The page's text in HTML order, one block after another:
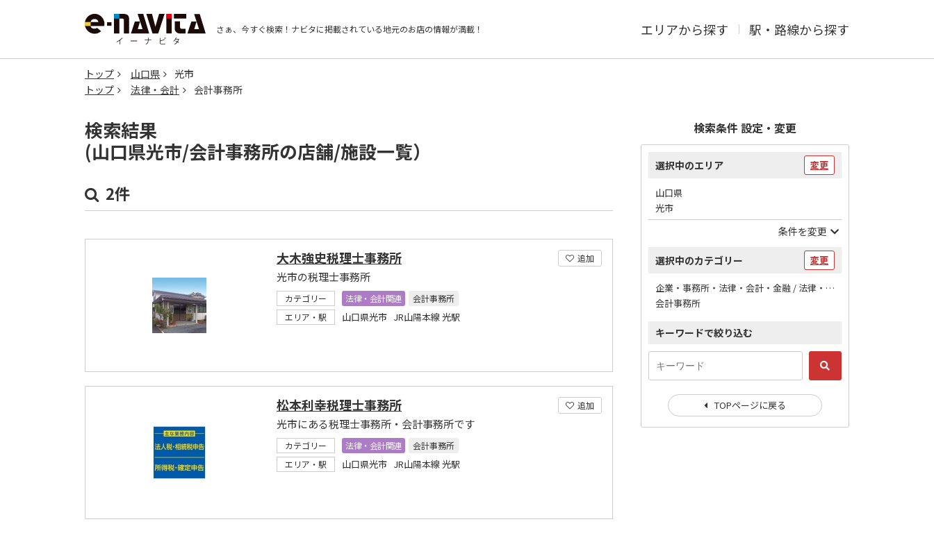
さぁ、今すぐ検索！ ナビタに掲載されている地元のお店の情報が満載！ エリアから探す 駅・路線から探す
トップ 山口県
光市
トップ
法律・会計 会計事務所
検索結果
(山口県光市/会計事務所の店舗/施設一覧）
2件
追加
大木強史税理士事務所
光市の税理士事務所
カテゴリー 法律・会計関連
会計事務所
エリア・駅
山口県光市 JR山陽本線 光駅
追加
松本利幸税理士事務所
光市にある税理士事務所・会計事務所です
カテゴリー 法律・会計関連
会計事務所
エリア・駅
山口県光市 JR山陽本線 光駅
検索条件 設定・変更
選択中のエリア 変更
山口県
光市
条件を変更
選択中のカテゴリー 変更
企業・事務所・法律・会計・金融 / 法律・会計
会計事務所
キーワードで絞り込む
TOPページに戻る